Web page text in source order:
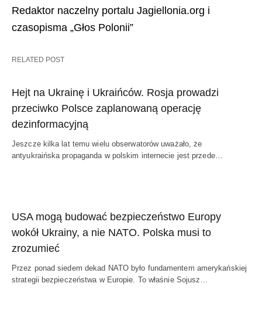
Redaktor naczelny portalu Jagiellonia.org i
czasopisma „Głos Polonii”
RELATED POST
Hejt na Ukrainę i Ukraińców. Rosja prowadzi
przeciwko Polsce zaplanowaną operację
dezinformacyjną
Jeszcze kilka lat temu wielu obserwatorów uważało, że
antyukraińska propaganda w polskim internecie jest przede…
USA mogą budować bezpieczeństwo Europy
wokół Ukrainy, a nie NATO. Polska musi to
zrozumieć
Przez ponad siedem dekad NATO było fundamentem amerykańskiej
strategii bezpieczeństwa w Europie. To właśnie Sojusz…